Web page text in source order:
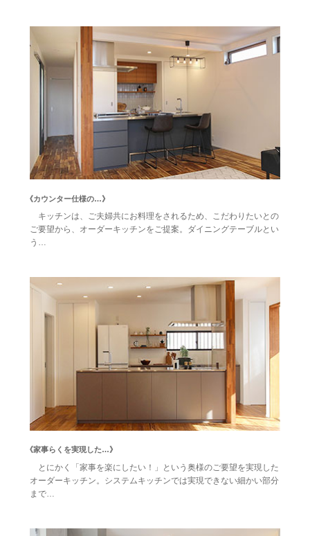
《カウンター仕様の…》
キッチンは、ご夫婦共にお料理をされるため、こだわりたいとの
ご要望から、オーダーキッチンをご提案。ダイニングテーブルとい
う…
《家事らくを実現した…》
とにかく「家事を楽にしたい！」という奥様のご要望を実現した
オーダーキッチン。システムキッチンでは実現できない細かい部分
まで…